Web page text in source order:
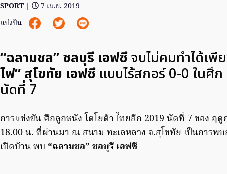
SPORT |
7 เม.ย. 2019
แบ่งปัน
“ฉลามชล” ชลบุรี เอฟซีจบไม่คมทำได้เพี
ไฟ” สุโขทัย เอฟซีแบบไร้สกอร์ 0-0 ในศึก
นัดที่ 7
การแข่งขัน ศึกลูกหนัง โตโยต้า ไทยลีก 2019 นัดที่ 7 ของ ฤดู
18.00 น. ที่ผ่านมา ณ สนาม ทะเลหลวง จ.สุโขทัย เป็นการพบ
เปิดบ้าน พบ “ฉลามชล” ชลบุรี เอฟซี